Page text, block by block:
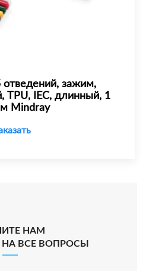
отведений, зажим,
TPU, IEC, длинный, 1
Mindray
НАМ
ВСЕ ВОПРОСЫ